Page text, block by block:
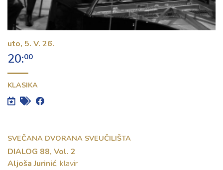
Najam
Kontakt
uto, 5. V. 26.
20:00
KLASIKA
SVEČANA DVORANA SVEUČILIŠTA
DIALOG 88, Vol. 2
Aljoša Jurinić, klavir